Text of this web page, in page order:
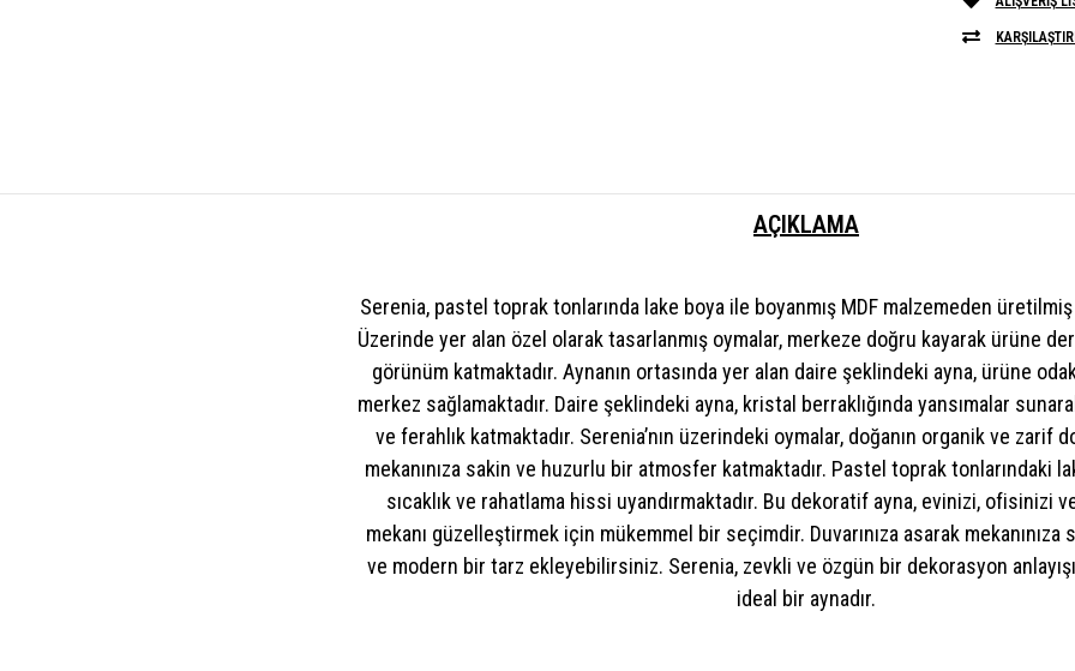
AÇIKLAMA
Serenia, pastel toprak tonlarında lake boya ile boyanmış MDF malzemeden
Üzerinde yer alan özel olarak tasarlanmış oymalar, merkeze doğru kayarak ürüne
görünüm katmaktadır. Aynanın ortasında yer alan daire şeklindeki ayna, ürüne
merkez sağlamaktadır. Daire şeklindeki ayna, kristal berraklığında yansımalar
ve ferahlık katmaktadır. Serenia’nın üzerindeki oymalar, doğanın organik ve zarif
mekanınıza sakin ve huzurlu bir atmosfer katmaktadır. Pastel toprak tonlarındaki
sıcaklık ve rahatlama hissi uyandırmaktadır. Bu dekoratif ayna, evinizi, ofisinizi
mekanı güzelleştirmek için mükemmel bir seçimdir. Duvarınıza asarak
ve modern bir tarz ekleyebilirsiniz. Serenia, zevkli ve özgün bir dekorasyon
ideal bir aynadır.